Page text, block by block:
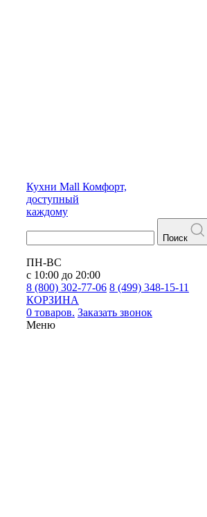
Кухни Mall Комфорт,
доступный
каждому
Поиск
ПН-ВС
с 10:00 до 20:00
8 (800) 302-77-06 8 (499) 348-15-11
КОРЗИНА
0 товаров. Заказать звонок
Меню